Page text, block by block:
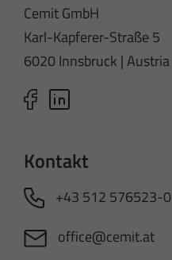
Cemit GmbH
Karl-Kapferer-Straße 5
6020 Innsbruck | Austria
Kontakt
+43 512 576523-0
office@cemit.at